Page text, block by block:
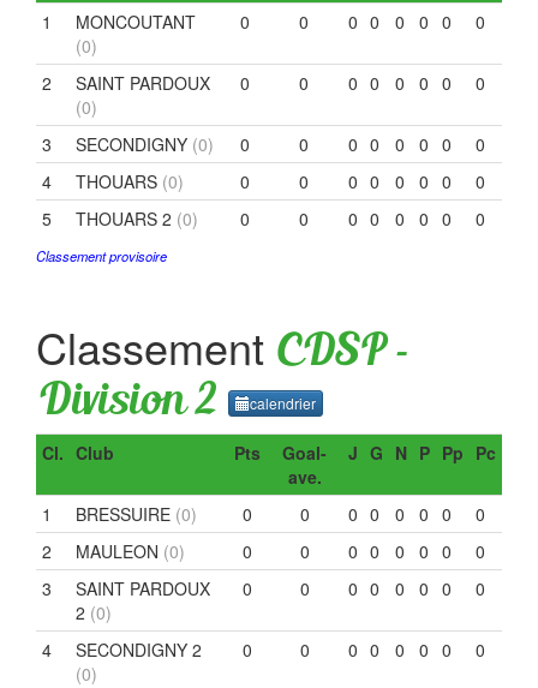
Classement provisoire
1
MONCOUTANT
(0)
0 0 0 0 0 0 0 0
2
SAINT PARDOUX
(0)
0 0 0 0 0 0 0 0
3 SECONDIGNY (0) 0 0 0 0 0 0 0
0
4
THOUARS (0) 0 0 0 0 0 0 0
0
5
THOUARS 2 (0) 0 0 0 0 0 0 0 0
Classement CDSP -
Division 2
calendrier
Cl. Club Pts
Goal-
ave.
J G N P Pp Pc
1 BRESSUIRE (0) 0 0 0 0 0 0 0
0
2
MAULEON (0) 0 0 0 0 0 0 0
0
3
SAINT PARDOUX
2 (0)
0 0 0 0 0 0 0 0
4
SECONDIGNY 2
(0)
0 0 0 0 0 0 0 0